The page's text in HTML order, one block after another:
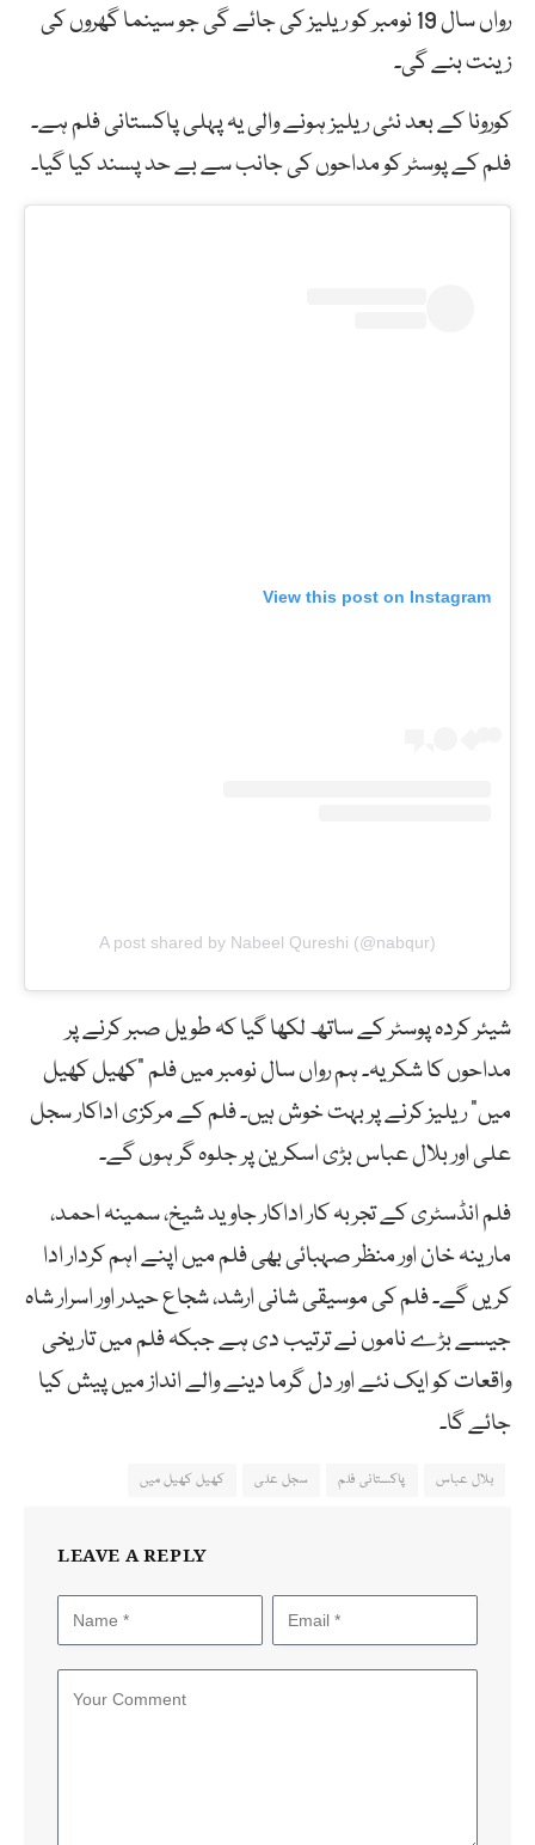
رواں سال 19 نومبر کو ریلیز کی جائے گی جو سینما گھروں کی
زینت بنے گی۔
کورونا کے بعد نئی ریلیز ہونے والی یہ پہلی پاکستانی فلم ہے۔
فلم کے پوسٹر کو مداحوں کی جانب سے بے حد پسند کیا گیا۔
View this post on Instagram
A post shared by Nabeel Qureshi (@nabqur)
شیئر کردہ پوسٹر کے ساتھ لکھا گیا کہ طویل صبر کرنے پر
مداحوں کا شکریہ۔ ہم رواں سال نومبر میں فلم “کھیل کھیل
میں” ریلیز کرنے پر بہت خوش ہیں۔ فلم کے مرکزی اداکار سجل
علی اور بلال عباس بڑی اسکرین پر جلوہ گر ہوں گے۔
فلم انڈسٹری کے تجربہ کار اداکار جاوید شیخ، سمینہ احمد،
مارینہ خان اور منظر صہبائی بھی فلم میں اپنے اہم کردار ادا
کریں گے۔ فلم کی موسیقی شانی ارشد، شجاع حیدر اور اسرار شاہ
جیسے بڑے ناموں نے ترتیب دی ہے جبکہ فلم میں تاریخی
واقعات کو ایک نئے اور دل گرما دینے والے انداز میں پیش کیا
جائے گا۔
بلال عباس پاکستانی فلم سجل علی کھیل کھیل میں
LEAVE A REPLY